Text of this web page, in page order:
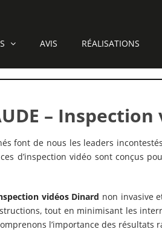
AVIS RÉALISATIONS
–
font de nous les leaders
d’inspection vidéo sont conçus
vidéosDinard non invasive
tout en minimisant les
l’importance des